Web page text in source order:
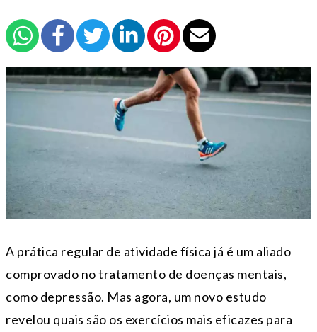
A prática regular de atividade física já é um aliado
comprovado no tratamento de doenças mentais,
como depressão. Mas agora, um novo estudo
revelou quais são os exercícios mais eficazes para